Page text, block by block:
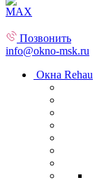
Позвонить
info@okno-msk.ru
Окна Rehau